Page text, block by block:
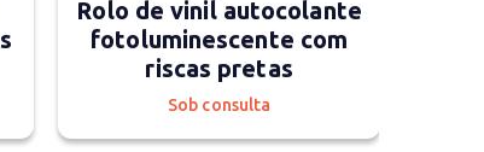
Rolo de vinil autocolante
fotoluminescente com
riscas pretas
Sob consulta